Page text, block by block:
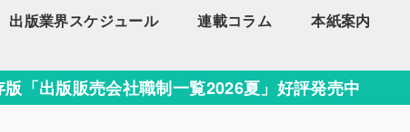
出版業界スケジュール 連載コラム 本紙案内
版「出版販売会社職制一覧2026夏」好評発売中